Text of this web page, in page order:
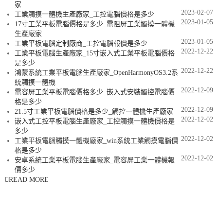
家
2023-02-07
工業觸摸一體機生產廠家_工控電腦價格是多少
2023-01-05
17寸工業平板電腦價格是多少_電阻屏工業觸摸一體機
生產廠家
2023-01-05
工業平板電腦定制廠商_工控電腦報價是多少
2022-12-22
工業平板電腦生產廠家_15寸嵌入式工業平板電腦價格
是多少
2022-12-22
鴻蒙系統工業平板電腦生產廠家_OpenHarmonyOS3.2系
統觸摸一體機
2022-12-09
電容屏工業平板電腦價格多少_嵌入式安裝觸控電腦價
格是多少
2022-12-09
21.5寸工業平板電腦價格是多少_觸控一體機生產廠家
2022-12-02
嵌入式工控平板電腦生產廠家_工控觸摸一體機價格是
多少
2022-12-02
工業平板電腦觸摸一體機廠家_win系統工業觸摸電腦價
格是多少
2022-12-02
安卓系統工業平板電腦生產廠家_電容屏工業一體機報
價多少
READ MORE